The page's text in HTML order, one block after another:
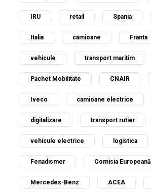
IRU retail Spania
Italia camioane Franta
vehicule transport maritim
Pachet Mobilitate CNAIR
Iveco camioane electrice
digitalizare transport rutier
vehicule electrice logistica
Fenadismer Comisia Europeană
Mercedes-Benz ACEA